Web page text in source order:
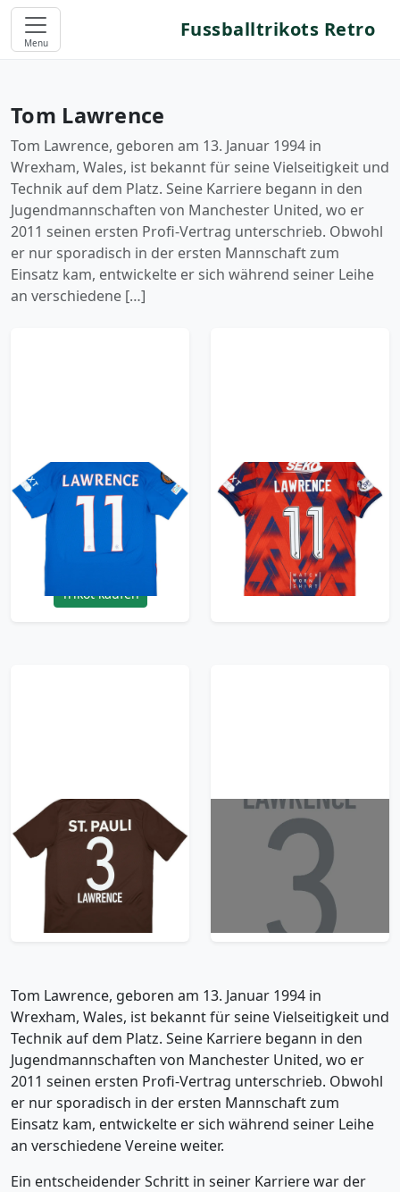
Menu
Fussballtrikots Retro
Tom Lawrence
Tom Lawrence, geboren am 13. Januar 1994 in
Wrexham, Wales, ist bekannt für seine Vielseitigkeit und
Technik auf dem Platz. Seine Karriere begann in den
Jugendmannschaften von Manchester United, wo er
2011 seinen ersten Profi-Vertrag unterschrieb. Obwohl
er nur sporadisch in der ersten Mannschaft zum
Einsatz kam, entwickelte er sich während seiner Leihe
an verschiedene […]
2024-25 Rangers
Match Issue Europa
League Home Shirt
Lawrence #11
209.99£ · ca. €248
Trikot kaufen
2023-24 Rangers
Match Issue Fourth
Shirt Lawrence #11
95.99£ · ca. €113
Trikot kaufen
2021-22 St Pauli
Home Shirt Lawrence
#3 - 7/10 - (S)
59.99£ · ca. €71
2021-22 St Pauli Third
Lawrence #3 Name
7.99£ · ca. €9
Trikot kaufen
Tom Lawrence, geboren am 13. Januar 1994 in
Wrexham, Wales, ist bekannt für seine Vielseitigkeit und
Technik auf dem Platz. Seine Karriere begann in den
Jugendmannschaften von Manchester United, wo er
2011 seinen ersten Profi-Vertrag unterschrieb. Obwohl
er nur sporadisch in der ersten Mannschaft zum
Einsatz kam, entwickelte er sich während seiner Leihe
an verschiedene Vereine weiter.
Ein entscheidender Schritt in seiner Karriere war der